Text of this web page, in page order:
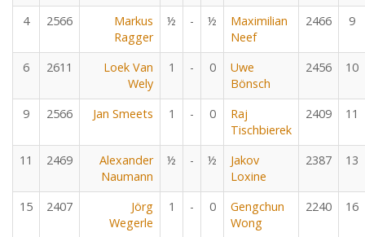
4 2566
Markus
Ragger
½ - ½
Maximilian
Neef
2466 9
6 2611
Loek Van
Wely
1 - 0
Uwe
Bönsch
2456 10
9 2566 Jan Smeets 1 - 0
Raj
Tischbierek
2409 11
11 2469
Alexander
Naumann
½ - ½
Jakov
Loxine
2387 13
15 2407
Jörg
Wegerle
1 - 0
Gengchun
Wong
2240 16